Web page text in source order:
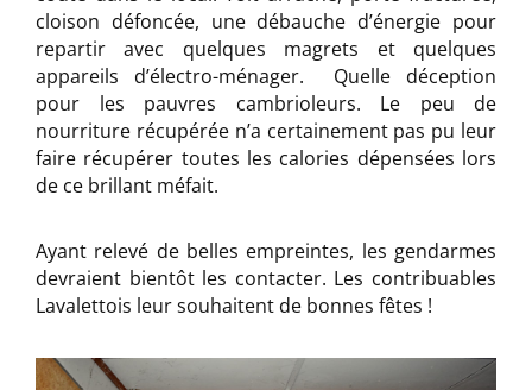
cloison défoncée, une débauche d’énergie pour
repartir avec quelques magrets et quelques
appareils d’électro-ménager. Quelle déception
pour les pauvres cambrioleurs. Le peu de
nourriture récupérée n’a certainement pas pu leur
faire récupérer toutes les calories dépensées lors
de ce brillant méfait.
Ayant relevé de belles empreintes, les gendarmes
devraient bientôt les contacter. Les contribuables
Lavalettois leur souhaitent de bonnes fêtes !